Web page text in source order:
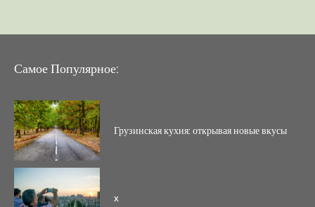
Самое Популярное:
Грузинская кухня: открывая новые вкусы
x